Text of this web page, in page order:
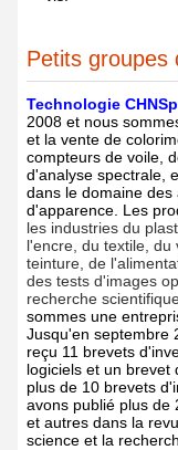
Petits groupes
Technologie
2008 et nous
et la vente de
compteurs de voile,
d'analyse spectrale,
dans le domaine
d'apparence. Les
les industries du
l'encre, du textile, du
teinture, de
des tests d'images
recherche
sommes une
Jusqu'en septembre
reçu 11 brevets
logiciels et un brevet
plus de 10 brevets
avons publié plus de
et autres dans la
science et la